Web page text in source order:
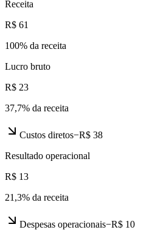
Receita
R$ 61
100% da receita
Lucro bruto
R$ 23
37,7% da receita
Custos diretos−R$ 38
Resultado operacional
R$ 13
21,3% da receita
Despesas operacionais−R$ 10